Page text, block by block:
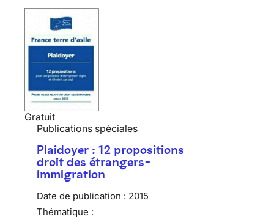
Gratuit
Publications spéciales
Plaidoyer : 12 propositions
droit des étrangers-
immigration
Date de publication : 2015
Thématique :